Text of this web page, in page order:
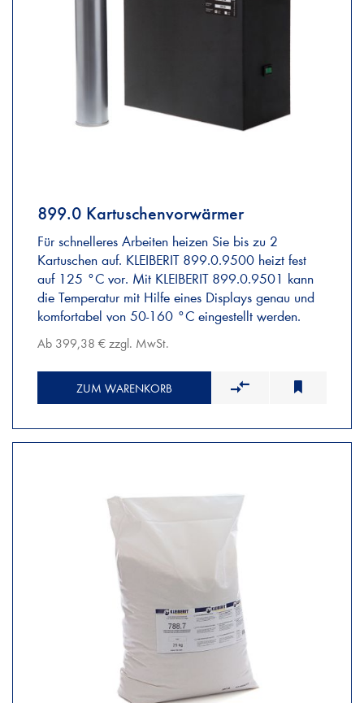
899.0 Kartuschenvorwärmer
Für schnelleres Arbeiten heizen Sie bis zu 2
Kartuschen auf. KLEIBERIT 899.0.9500 heizt fest
auf 125 °C vor. Mit KLEIBERIT 899.0.9501 kann
die Temperatur mit Hilfe eines Displays genau und
komfortabel von 50-160 °C eingestellt werden.
Ab 399,38 € zzgl. MwSt.
ZUM WARENKORB